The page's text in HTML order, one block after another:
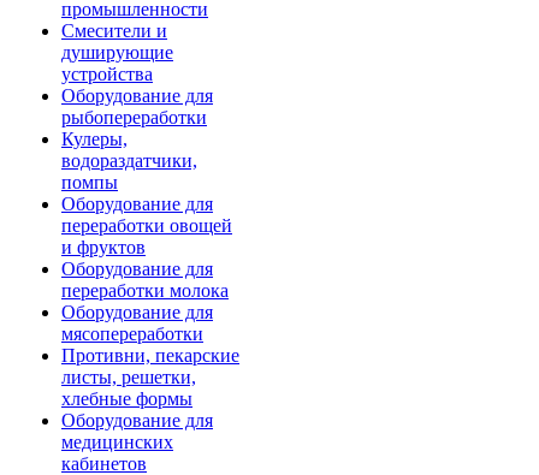
промышленности
Смесители и
душирующие
устройства
Оборудование для
рыбопереработки
Кулеры,
водораздатчики,
помпы
Оборудование для
переработки овощей
и фруктов
Оборудование для
переработки молока
Оборудование для
мясопереработки
Противни, пекарские
листы, решетки,
хлебные формы
Оборудование для
медицинских
кабинетов